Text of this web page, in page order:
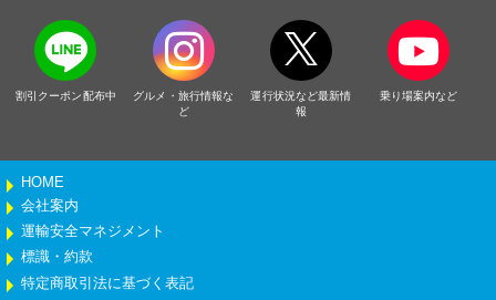
割引クーポン配布中
グルメ・旅行情報な
ど
運行状況など最新情
報
乗り場案内など
HOME
会社案内
運輸安全マネジメント
標識・約款
特定商取引法に基づく表記